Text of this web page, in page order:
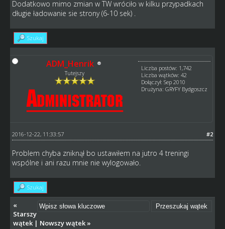
Dodatkowo mimo zmian w TW wróciło w kilku przypadkach
długie ładowanie sie strony (6-10 sek) .
Szukaj
ADM_Henrik
Tutejszy
Liczba postów: 1,742
Liczba wątków: 42
Dołączył: Sep 2010
Drużyna: GRYFY Bydgoszcz
#2
2016-12-22, 11:33:57
Problem chyba zniknął bo ustawiłem na jutro 4 treningi
wspólne i ani razu mnie nie wylogowało.
Szukaj
«
Starszy
wątek| Nowszy wątek»